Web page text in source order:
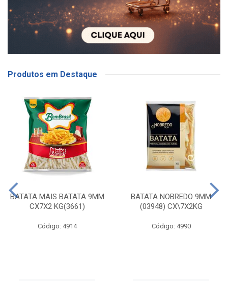
Produtos em Destaque
BATATA MAIS BATATA 9MM
CX7X2 KG(3661)
Código: 4914
BATATA NOBREDO 9MM
(03948) CX\7X2KG
Código: 4990